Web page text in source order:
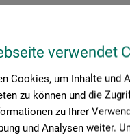
verwendet
Cookies, um Inhalte und
zu können und die
zu Ihrer
und Analysen weiter.